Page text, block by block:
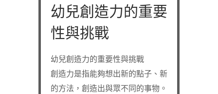
幼兒創造力的重要
性與挑戰
幼兒創造力的重要性與挑戰
創造力是指能夠想出新的點子、新
的方法，創造出與眾不同的事物。